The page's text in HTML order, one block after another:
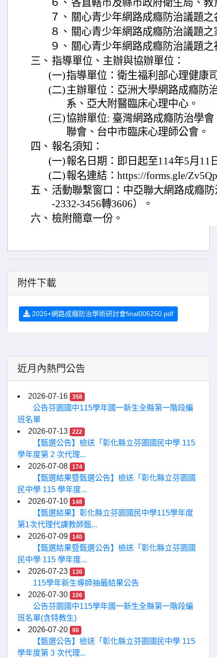
６、 各直轄市及縣市政府衛生局、
７、 關心青少年網路成癮防治議題
８、 關心青少年網路成癮防治議題
９、 關心青少年網路成癮防治議題
三、 指導單位、主辦與協辦單位：
(一)指導單位：衛生福利部心理健康
(二) 主辦單位：亞洲大學網路成癮防
系、亞大附醫臨床心理中心。
(三)協辦單位: 臺灣網路成癮防治學
聯會、台中市臨床心理師公會。
四、 報名須知：
(一)報名日期：即日起至114年5月11
(二)報名連結：https://forms.gle/
五、 活動聯繫窗口：中亞聯大網路成癮
-2332-3456轉3606）。
六、 檢附簡章一份。
附件下載
2025+網路成癮防治學術研討會final006250.pdf
近月內熱門公告
2026-07-16 358
公告芬園國中115學年國一新生全縣第一階段編
班名單
2026-07-13
222
【甄選公告】檢送「彰化縣立芬園國民中學 115
學年度第 2 次代理...
2026-07-08
174
【甄選結果暨甄選公告】檢送「彰化縣立芬園國
民中學 115 學年度...
2026-07-10
148
【甄選結果】彰化縣立芬園國民中學115學年度
第1次代理代課教師甄...
2026-07-09
140
【甄選結果暨甄選公告】檢送「彰化縣立芬園國
民中學 115 學年度...
2026-07-23
130
115學年新生導師抽籤結果公告
2026-07-30
106
公告芬園國中115學年國一新生全縣第一階段編
班名單(含特教生)
2026-07-20
90
【甄選公告】檢送「彰化縣立芬園國民中學 115
學年度第 3 次代理...